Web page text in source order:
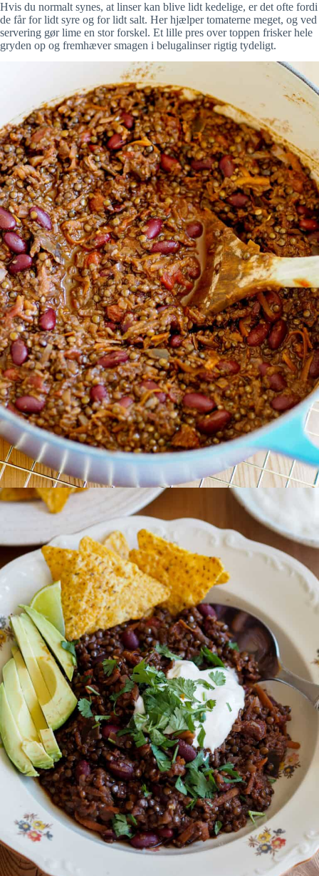
Hvis du normalt synes, at linser kan blive lidt kedelige, er det ofte fordi
de får for lidt syre og for lidt salt. Her hjælper tomaterne meget, og ved
servering gør lime en stor forskel. Et lille pres over toppen frisker hele
gryden op og fremhæver smagen i belugalinser rigtig tydeligt.